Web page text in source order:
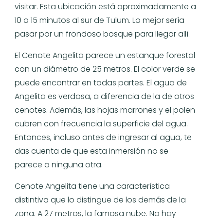
visitar. Esta ubicación está aproximadamente a
10 a 15 minutos al sur de Tulum. Lo mejor sería
pasar por un frondoso bosque para llegar allí.
El Cenote Angelita parece un estanque forestal
con un diámetro de 25 metros. El color verde se
puede encontrar en todas partes. El agua de
Angelita es verdosa, a diferencia de la de otros
cenotes. Además, las hojas marrones y el polen
cubren con frecuencia la superficie del agua.
Entonces, incluso antes de ingresar al agua, te
das cuenta de que esta inmersión no se
parece a ninguna otra.
Cenote Angelita tiene una característica
distintiva que lo distingue de los demás de la
zona. A 27 metros, la famosa nube. No hay